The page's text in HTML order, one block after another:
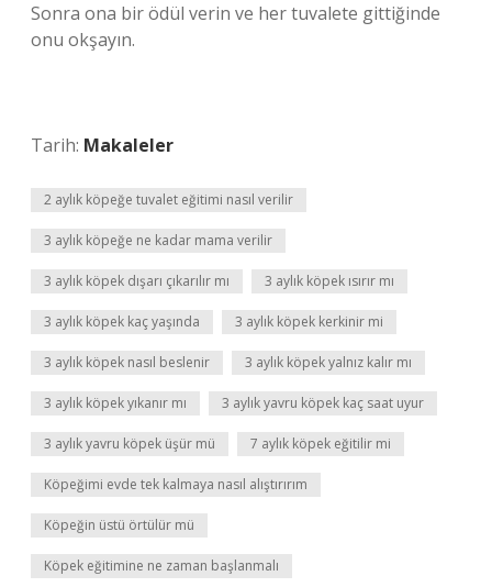
Sonra ona bir ödül verin ve her tuvalete gittiğinde
onu okşayın.
Tarih: Makaleler
2 aylık köpeğe tuvalet eğitimi nasıl verilir
3 aylık köpeğe ne kadar mama verilir
3 aylık köpek dışarı çıkarılır mı 3 aylık köpek ısırır mı
3 aylık köpek kaç yaşında 3 aylık köpek kerkinir mi
3 aylık köpek nasıl beslenir 3 aylık köpek yalnız kalır mı
3 aylık köpek yıkanır mı 3 aylık yavru köpek kaç saat uyur
3 aylık yavru köpek üşür mü 7 aylık köpek eğitilir mi
Köpeğimi evde tek kalmaya nasıl alıştırırım
Köpeğin üstü örtülür mü
Köpek eğitimine ne zaman başlanmalı